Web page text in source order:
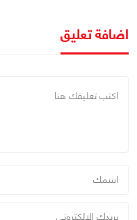
اضافة تعليق